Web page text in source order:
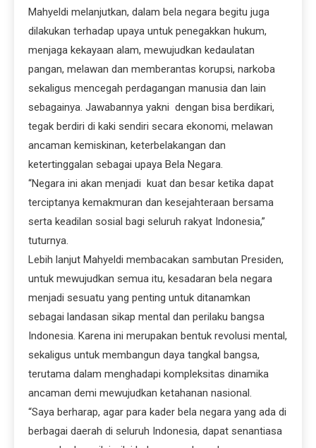
Mahyeldi melanjutkan, dalam bela negara begitu juga
dilakukan terhadap upaya untuk penegakkan hukum,
menjaga kekayaan alam, mewujudkan kedaulatan
pangan, melawan dan memberantas korupsi, narkoba
sekaligus mencegah perdagangan manusia dan lain
sebagainya. Jawabannya yakni dengan bisa berdikari,
tegak berdiri di kaki sendiri secara ekonomi, melawan
ancaman kemiskinan, keterbelakangan dan
ketertinggalan sebagai upaya Bela Negara.
‘‘Negara ini akan menjadi kuat dan besar ketika dapat
terciptanya kemakmuran dan kesejahteraan bersama
serta keadilan sosial bagi seluruh rakyat Indonesia,”
tuturnya.
Lebih lanjut Mahyeldi membacakan sambutan Presiden,
untuk mewujudkan semua itu, kesadaran bela negara
menjadi sesuatu yang penting untuk ditanamkan
sebagai landasan sikap mental dan perilaku bangsa
Indonesia. Karena ini merupakan bentuk revolusi mental,
sekaligus untuk membangun daya tangkal bangsa,
terutama dalam menghadapi kompleksitas dinamika
ancaman demi mewujudkan ketahanan nasional.
“Saya berharap, agar para kader bela negara yang ada di
berbagai daerah di seluruh Indonesia, dapat senantiasa